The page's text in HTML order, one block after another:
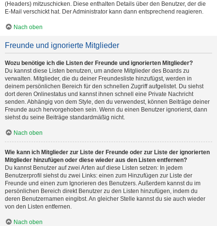
(Headers) mitzuschicken. Diese enthalten Details über den Benutzer, der die
E-Mail verschickt hat. Der Administrator kann dann entsprechend reagieren.
Nach oben
Freunde und ignorierte Mitglieder
Wozu benötige ich die Listen der Freunde und ignorierten Mitglieder?
Du kannst diese Listen benutzen, um andere Mitglieder des Boards zu
verwalten. Mitglieder, die du deiner Freundesliste hinzufügst, werden in
deinem persönlichen Bereich für den schnellen Zugriff aufgelistet. Du siehst
dort deren Onlinestatus und kannst ihnen schnell eine Private Nachricht
senden. Abhängig von dem Style, den du verwendest, können Beiträge deiner
Freunde auch hervorgehoben sein. Wenn du einen Benutzer ignorierst, dann
siehst du seine Beiträge standardmäßig nicht.
Nach oben
Wie kann ich Mitglieder zur Liste der Freunde oder zur Liste der ignorierten
Mitglieder hinzufügen oder diese wieder aus den Listen entfernen?
Du kannst Benutzer auf zwei Arten auf diese Listen setzen: In jedem
Benutzerprofil siehst du zwei Links: einen zum Hinzufügen zur Liste der
Freunde und einen zum Ignorieren des Benutzers. Außerdem kannst du im
persönlichen Bereich direkt Benutzer zu den Listen hinzufügen, indem du
deren Benutzernamen eingibst. An gleicher Stelle kannst du sie auch wieder
von den Listen entfernen.
Nach oben